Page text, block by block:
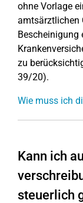
ohne Vorlage
amtsärztlichen
Bescheinigung
zu
39/20).
Wie muss ich
Kann ich
steuerlich